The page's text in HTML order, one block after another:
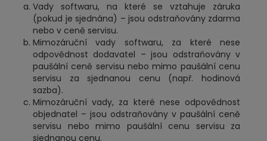
Vady softwaru, na které se vztahuje záruka
(pokud je sjednána) – jsou odstraňovány zdarma
nebo v ceně servisu.
Mimozáruční vady softwaru, za které nese
odpovědnost dodavatel – jsou odstraňovány v
paušální ceně servisu nebo mimo paušální cenu
servisu za sjednanou cenu (např. hodinová
sazba).
Mimozáruční vady, za které nese odpovědnost
objednatel – jsou odstraňovány v paušální ceně
servisu nebo mimo paušální cenu servisu za
sjednanou cenu.